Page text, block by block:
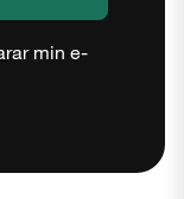
min e-